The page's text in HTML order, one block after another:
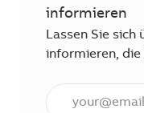
informieren
Lassen Sie
informieren, die